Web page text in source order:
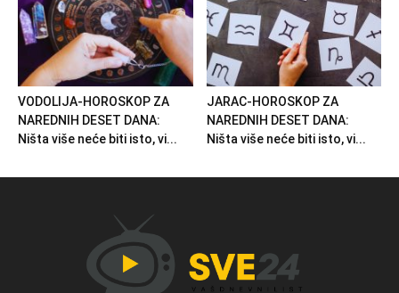
VODOLIJA-HOROSKOP ZA
NAREDNIH DESET DANA:
Ništa više neće biti isto, vi...
JARAC-HOROSKOP ZA
NAREDNIH DESET DANA:
Ništa više neće biti isto, vi...